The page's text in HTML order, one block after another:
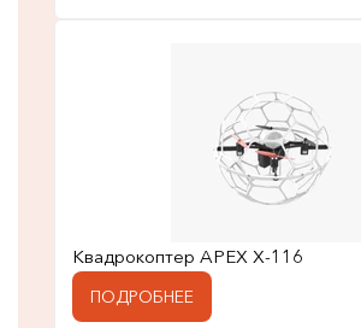
Квадрокоптер APEX X-116
ПОДРОБНЕЕ